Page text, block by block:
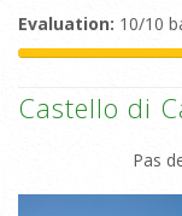
Evaluation: 10/10
Castello di
Pas